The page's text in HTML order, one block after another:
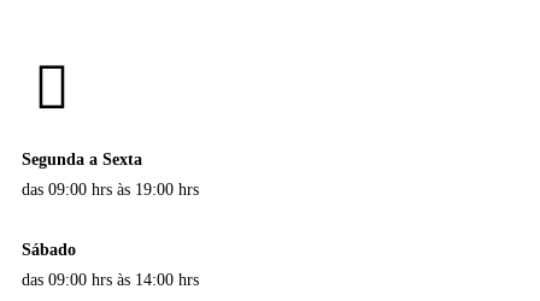
Segunda a Sexta
das 09:00 hrs às 19:00 hrs
Sábado
das 09:00 hrs às 14:00 hrs